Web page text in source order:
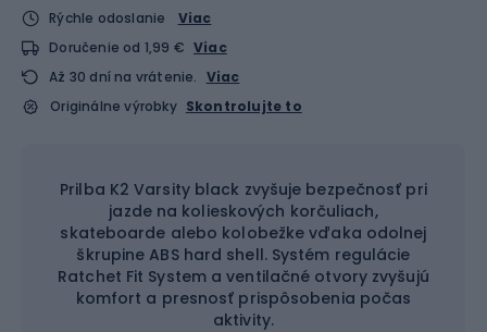
Rýchle odoslanie
Viac
Doručenie od 1,99 € Viac
Až 30 dní na vrátenie. Viac
Originálne výrobky Skontrolujte to
Prilba K2 Varsity black zvyšuje bezpečnosť pri
jazde na kolieskových korčuliach,
skateboarde alebo kolobežke vďaka odolnej
škrupine ABS hard shell. Systém regulácie
Ratchet Fit System a ventilačné otvory zvyšujú
komfort a presnosť prispôsobenia počas
aktivity.